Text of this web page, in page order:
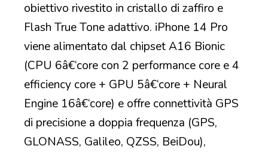
obiettivo rivestito in cristallo di zaffiro e
Flash True Tone adattivo. iPhone 14 Pro
viene alimentato dal chipset A16 Bionic
(CPU 6â€‘core con 2 performance core e 4
efficiency core + GPU 5â€‘core + Neural
Engine 16â€‘core) e offre connettività GPS
di precisione a doppia frequenza (GPS,
GLONASS, Galileo, QZSS, BeiDou),